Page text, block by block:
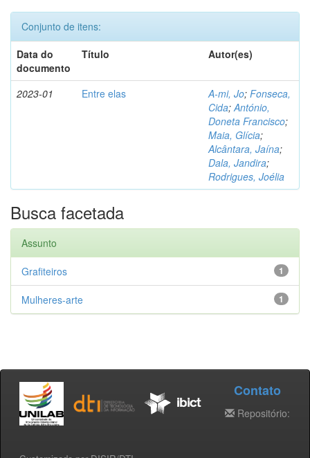
Conjunto de itens:
Data do
documento
Título Autor(es)
2023-01 Entre elas A-mi, Jo; Fonseca,
Cida;António,
Doneta Francisco;
Maia, Glícia;
Alcântara, Jaína;
Dala, Jandira;
Rodrigues, Joélia
Busca facetada
Assunto
1
Grafiteiros
1
Mulheres-arte
Contato
Repositório: